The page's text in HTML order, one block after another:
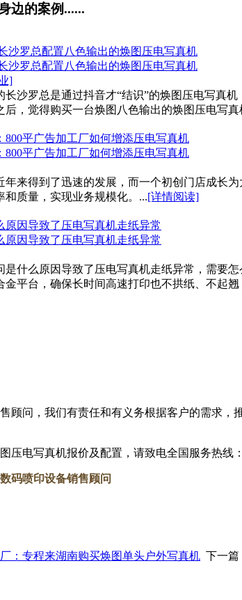
边的案例......
沙罗总配置八色输出的焕图压电写真机
沙罗总配置八色输出的焕图压电写真机
]
长沙罗总是通过抖音才“结识”的焕图压电写真
后，觉得购买一台焕图八色输出的焕图压电写真
800平广告加工厂如何增添压电写真机
800平广告加工厂如何增添压电写真机
年来得到了迅速的发展，而一个初创门店成长
和质量，实现业务规模化。...[详情阅读]
原因导致了压电写真机走纸异常
原因导致了压电写真机走纸异常
是什么原因导致了压电写真机走纸异常，需要
金平台，确保长时间高速打印也不拱纸、不起翘
问，我们有责任和有义务根据客户的需求，
电写真机报价及配置，请致电全国服务热线：
码喷印设备销售顾问
：专程来湖南购买焕图单头户外写真机 下一篇